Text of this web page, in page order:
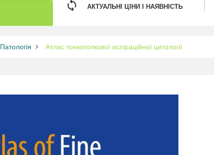
АКТУАЛЬНІ ЦІНИ І НАЯВНІСТЬ
Патологія Атлас тонкоголкової аспіраційної цитології